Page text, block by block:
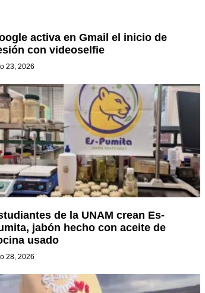
activa en Gmail el inicio de
con videoselfie
23, 2026
de la UNAM crean Es-
jabón hecho con aceite de
usado
28, 2026